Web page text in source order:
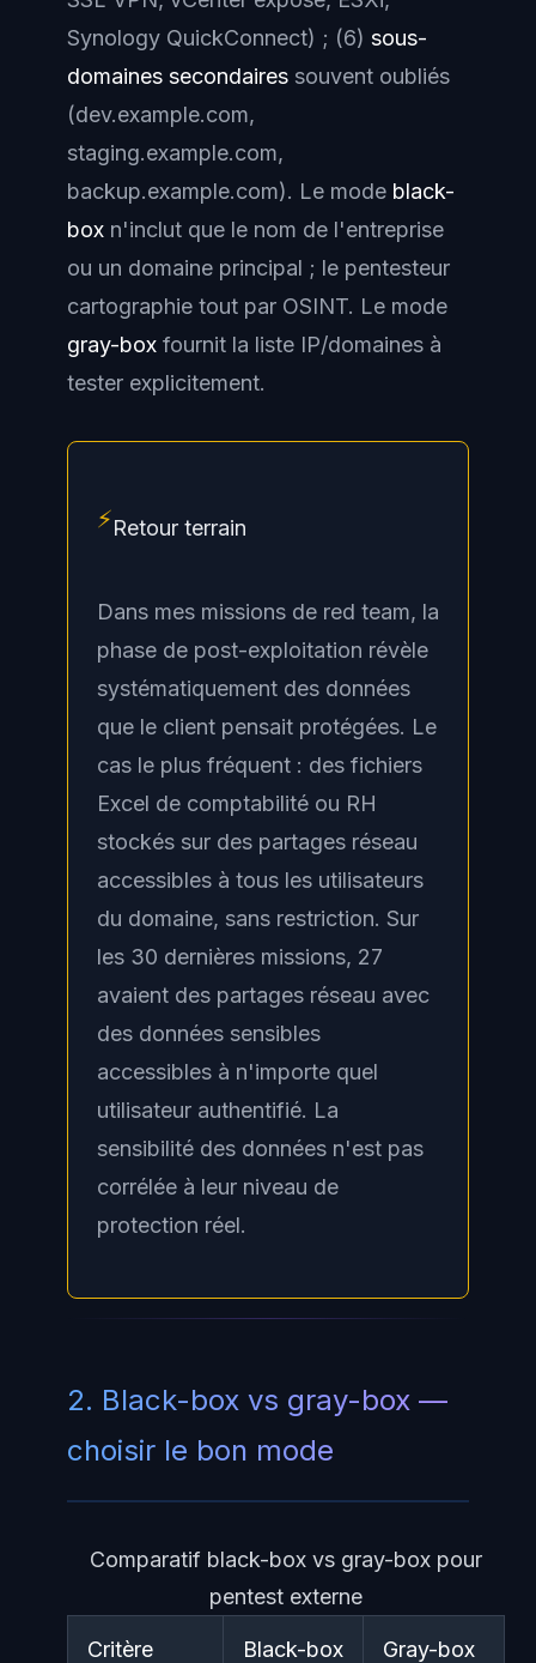
Synology QuickConnect) ; (6) sous-
domaines secondaires souvent oubliés
(dev.example.com,
staging.example.com,
backup.example.com). Le mode black-
box n'inclut que le nom de l'entreprise
ou un domaine principal ; le pentesteur
cartographie tout par OSINT. Le mode
gray-box fournit la liste IP/domaines à
tester explicitement.
⚡Retour terrain
Dans mes missions de red team, la
phase de post-exploitation révèle
systématiquement des données
que le client pensait protégées. Le
cas le plus fréquent : des fichiers
Excel de comptabilité ou RH
stockés sur des partages réseau
accessibles à tous les utilisateurs
du domaine, sans restriction. Sur
les 30 dernières missions, 27
avaient des partages réseau avec
des données sensibles
accessibles à n'importe quel
utilisateur authentifié. La
sensibilité des données n'est pas
corrélée à leur niveau de
protection réel.
2. Black-box vs gray-box —
choisir le bon mode
Comparatif black-box vs gray-box pour
pentest externe
Critère Black-box Gray-box